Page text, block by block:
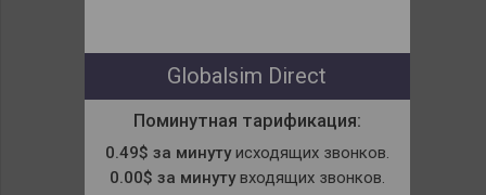
Globalsim Direct
Поминутная тарификация:
0.49$ за минутуисходящих звонков.
0.00$ за минутувходящих звонков.